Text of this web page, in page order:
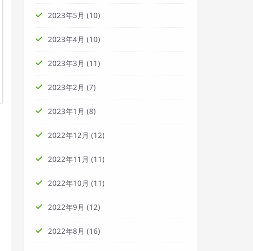
2023年5月 (10)
2023年4月 (10)
2023年3月 (11)
2023年2月 (7)
2023年1月 (8)
2022年12月 (12)
2022年11月 (11)
2022年10月 (11)
2022年9月 (12)
2022年8月 (16)